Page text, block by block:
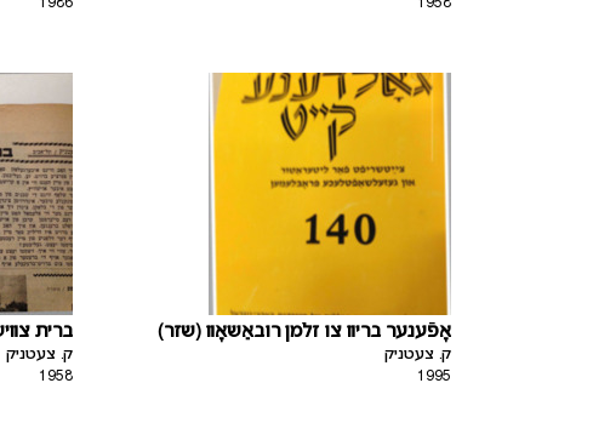
1986
1958
ברית
ק. צעטניק
1958
אָפֿענער בריװ צו זלמן רובאַשאָװ (שזר)
ק. צעטניק
1995